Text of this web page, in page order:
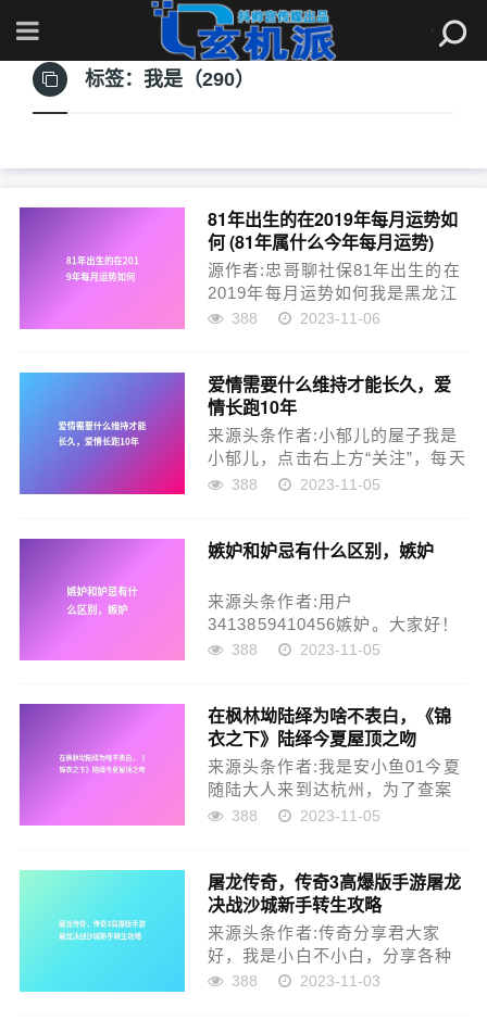
标签： 我是（290）
81年出生的在2019年每月运势如
何 (81年属什么今年每月运势)
源作者:忠哥聊社保81年出生的在
2019年每月运势如何我是黑龙江
的，1963.10出生，81年9月参加
交人均账户6.5万元请问2023年5
月份退休时能拿多少钱？平均
缴...
388 2023-11-06
爱情需要什么维持才能长久，爱
情长跑10年
来源头条作者:小郁儿的屋子我是
小郁儿，点击右上方“关注”，每天
为你分享【自媒体写作运营】与
跑差不多10年啦～我对这个“10
围，能谈超过3年的情侣少之又
少，...
388 2023-11-05
嫉妒和妒忌有什么区别，嫉妒
来源头条作者:用户
3413859410456嫉妒。大家好！
我是禹霏。这一期让我们来说一
生的一种消极的感觉，是一种突
出自我的表现。有嫉妒心的人无
论什么事，首先考虑到的都是自
己的得失，被强...
388 2023-11-05
在枫林坳陆绎为啥不表白，《锦
衣之下》陆绎今夏屋顶之吻
来源头条作者:我是安小鱼01今夏
随陆大人来到达杭州，为了查案
方便，今夏女扮男装，在集市上
脱险虎口。刚巧该女子是陆绎的
表妹，名叫淳于敏。得益于陆家
在朝廷地位的庇护，淳于家在杭
州也是富甲一...
388 2023-11-05
屠龙传奇，传奇3高爆版手游屠龙
决战沙城新手转生攻略
来源头条作者:传奇分享君大家
好，我是小白不小白，分享各种
经典怀旧手游资讯给大家。今天
388 2023-11-03